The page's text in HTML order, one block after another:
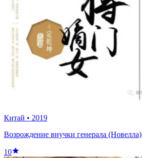
Китай • 2019
Возрождение внучки генерала (Новелла)
10